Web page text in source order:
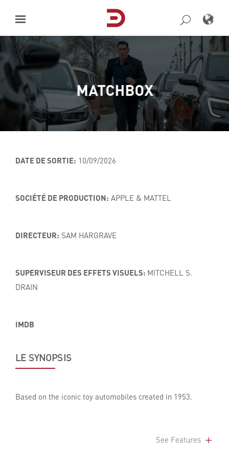
content
MATCHBOX
DATE DE SORTIE: 10/09/2026
SOCIÉTÉ DE PRODUCTION: APPLE & MATTEL
DIRECTEUR: SAM HARGRAVE
SUPERVISEUR DES EFFETS VISUELS: MITCHELL S.
DRAIN
IMDB
LE SYNOPSIS
Based on the iconic toy automobiles created in 1953.
See Features